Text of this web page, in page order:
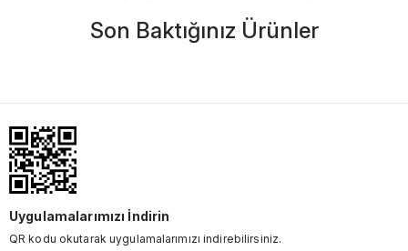
Son Baktığınız Ürünler
Uygulamalarımızı İndirin
QR kodu okutarak uygulamalarımızı indirebilirsiniz.